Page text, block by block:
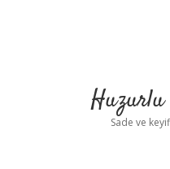
Huzurlu
Sade ve